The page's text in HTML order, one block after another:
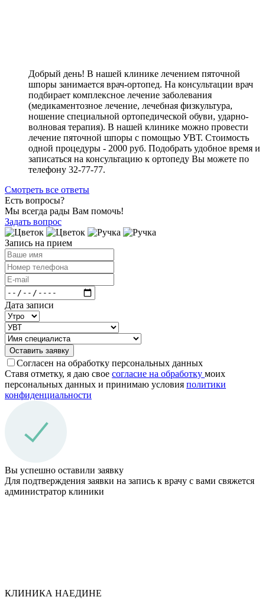
Добрый день! В нашей клинике лечением пяточной
шпоры занимается врач-ортопед. На консультации врач
подбирает комплексное лечение заболевания
(медикаментозное лечение, лечебная физкультура,
ношение специальной ортопедической обуви, ударно-
волновая терапия). В нашей клинике можно провести
лечение пяточной шпоры с помощью УВТ. Стоимость
одной процедуры - 2000 руб. Подобрать удобное время и
записаться на консультацию к ортопеду Вы можете по
телефону 32-77-77.
Смотреть все ответы
Есть вопросы?
Мы всегда рады Вам помочь!
Задать вопрос
Запись на прием
Дата записи
Оставить заявку
Согласен на обработку персональных данных
Ставя отметку, я даю свое согласие на обработку моих
персональных данных и принимаю условия политики
конфиден­циальности
Вы успешно оставили заявку
Для подтверждения заявки на запись к врачу с вами свяжется
администратор клиники
КЛИНИКА НАЕДИНЕ